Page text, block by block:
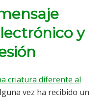
y
criatura diferente al
vez ha recibido un